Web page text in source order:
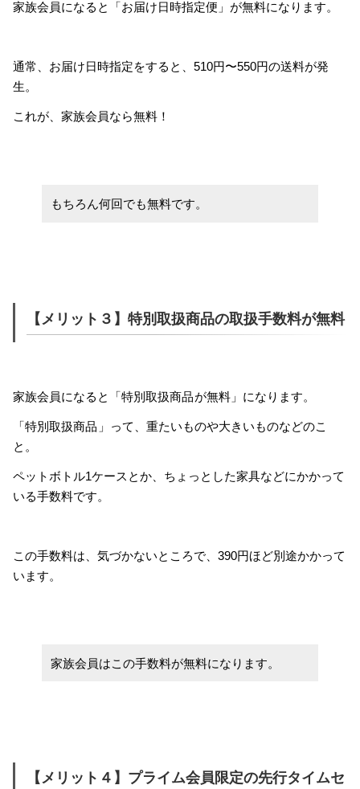
家族会員になると「お届け日時指定便」が無料になります。
通常、お届け日時指定をすると、510円〜550円の送料が発
生。
これが、家族会員なら無料！
もちろん何回でも無料です。
【メリット３】特別取扱商品の取扱手数料が無料
家族会員になると「特別取扱商品が無料」になります。
「特別取扱商品 」って、重たいものや大きいものなどのこ
と。
ペットボトル1ケースとか、ちょっとした家具などにかかって
いる手数料です。
この手数料は、気づかないところで、390円ほど別途かかって
います。
家族会員はこの手数料が無料になります。
【メリット４】プライム会員限定の先行タイムセ